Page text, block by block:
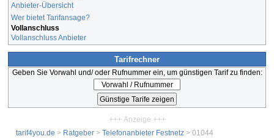
Anbieter-Übersicht
Wer bietet Tarifansage?
Vollanschluss
Vollanschluss Anbieter
Tarifrechner
Geben Sie Vorwahl und/ oder Rufnummer ein, um günstigen Tarif zu finden:
+++ Anzeige +++
tarif4you.de > Ratgeber > Telefonanbieter Festnetz > 01044